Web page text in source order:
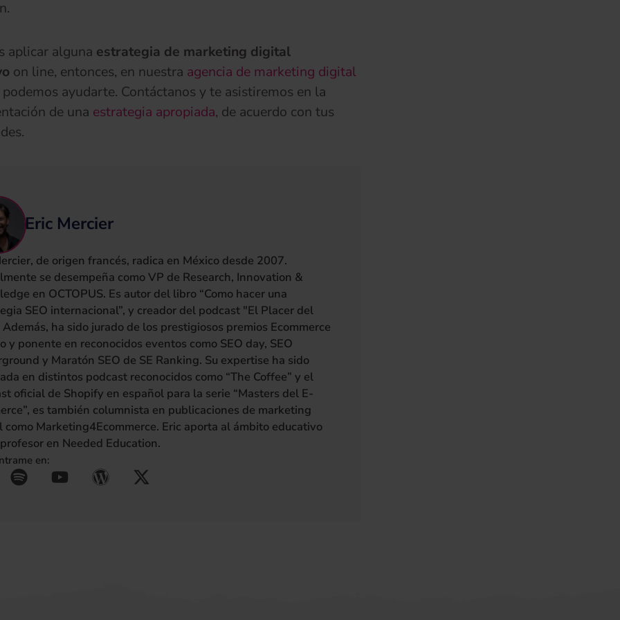
aplicar alguna estrategia de marketing digital
on line, entonces, en nuestra agencia de marketing digital
ayudarte. Contáctanos y te asistiremos en la
de una estrategia apropiada, de acuerdo con tus
Eric Mercier
de origen francés, radica en México desde 2007.
se desempeña como VP de Research, Innovation &
en OCTOPUS. Es autor del libro “Como hacer una
SEO internacional”, y creador del podcast "El Placer del
Además, ha sido jurado de los prestigiosos premios Ecommerce
y ponente en reconocidos eventos como SEO day, SEO
y Maratón SEO de SE Ranking. Su expertise ha sido
en distintos podcast reconocidos como “The Coffee” y el
oficial de Shopify en español para la serie “Masters del E-
es también columnista en publicaciones de marketing
como Marketing4Ecommerce. Eric aporta al ámbito educativo
en Needed Education.
en:
abre en una pestaña nueva)
S
(se abre en una pestaña nueva)
Y
(se abre en una pestaña nueva)
W
(se abre en una pestaña nueva)
X
(se abre en una pestaña nueva)